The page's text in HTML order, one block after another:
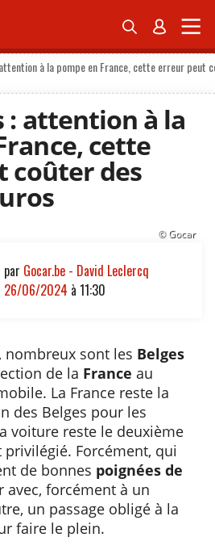
 
à la pompe en France, cette erreur peut
: attention à la
cette
coûter des
© Gocar
par Gocar.be - David Leclercq
26/06/2024 à 11:30
nombreux sont les Belges
de la France au
La France reste la
des Belges pour les
voiture reste le deuxième
Forcément, qui
de bonnes poignées de
avec, forcément à un
un passage obligé à la
faire le plein.